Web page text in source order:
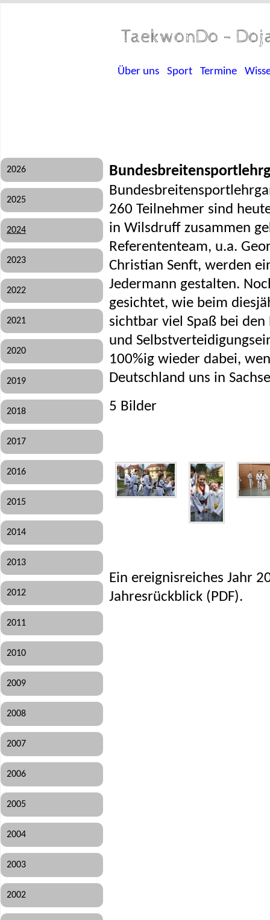
TaekwonDo -
Über uns Sport Termine
2026
2025
2024
2023
2022
2021
2020
2019
2018
2017
2016
2015
2014
2013
2012
2011
2010
2009
2008
2007
2006
2005
2004
2003
2002
260 Teilnehmer sind
in Wilsdruff zusammen
Referententeam, u.a.
Christian Senft, werden
Jedermann gestalten.
gesichtet, wie beim
sichtbar viel Spaß bei
und
100%ig wieder dabei,
Deutschland uns in
5 Bilder
Ein ereignisreiches Jahr
Jahresrückblick (PDF).